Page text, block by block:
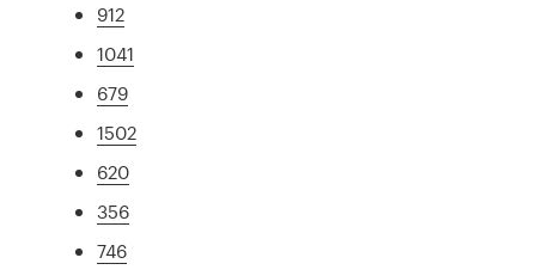
912
1041
679
1502
620
356
746